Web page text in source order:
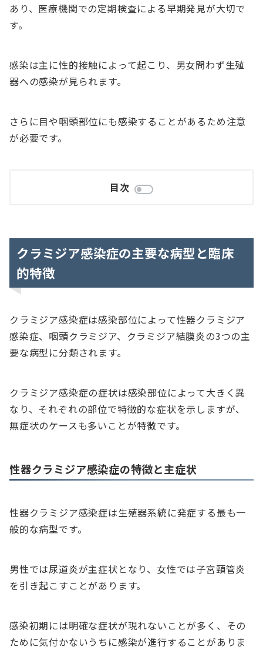
あり、医療機関での定期検査による早期発見が大切で
す。
感染は主に性的接触によって起こり、男女問わず生殖
器への感染が見られます。
さらに目や咽頭部位にも感染することがあるため注意
が必要です。
目次
クラミジア感染症の主要な病型と臨床
的特徴
クラミジア感染症は感染部位によって性器クラミジア
感染症、咽頭クラミジア、クラミジア結膜炎の3つの主
要な病型に分類されます。
クラミジア感染症の症状は感染部位によって大きく異
なり、それぞれの部位で特徴的な症状を示しますが、
無症状のケースも多いことが特徴です。
性器クラミジア感染症の特徴と主症状
性器クラミジア感染症は生殖器系統に発症する最も一
般的な病型です。
男性では尿道炎が主症状となり、女性では子宮頸管炎
を引き起こすことがあります。
感染初期には明確な症状が現れないことが多く、その
ために気付かないうちに感染が進行することがありま